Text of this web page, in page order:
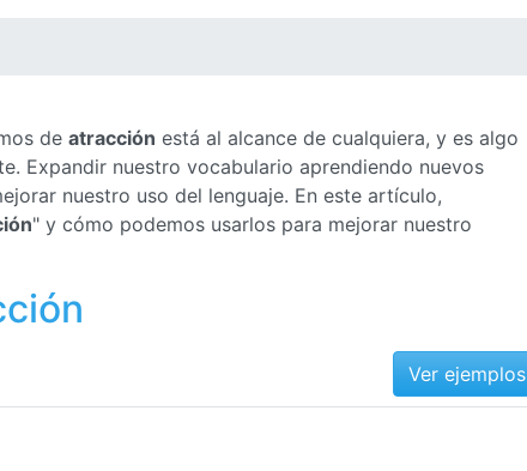
de atracción está al alcance de cualquiera, y es algo
Expandir nuestro vocabulario aprendiendo nuevos
nuestro uso del lenguaje. En este artículo,
" y cómo podemos usarlos para mejorar nuestro
Ver ejemplos